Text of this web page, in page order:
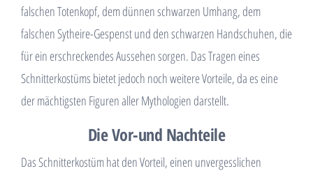
falschen Totenkopf, dem dünnen schwarzen Umhang, dem
falschen Sytheire-Gespenst und den schwarzen Handschuhen, die
für ein erschreckendes Aussehen sorgen. Das Tragen eines
Schnitterkostüms bietet jedoch noch weitere Vorteile, da es eine
der mächtigsten Figuren aller Mythologien darstellt.
Die Vor-und Nachteile
Das Schnitterkostüm hat den Vorteil, einen unvergesslichen